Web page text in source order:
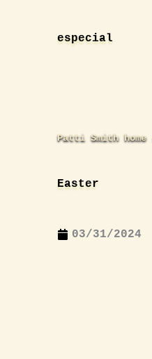
especial
Patti Smith home
Easter
03/31/2024